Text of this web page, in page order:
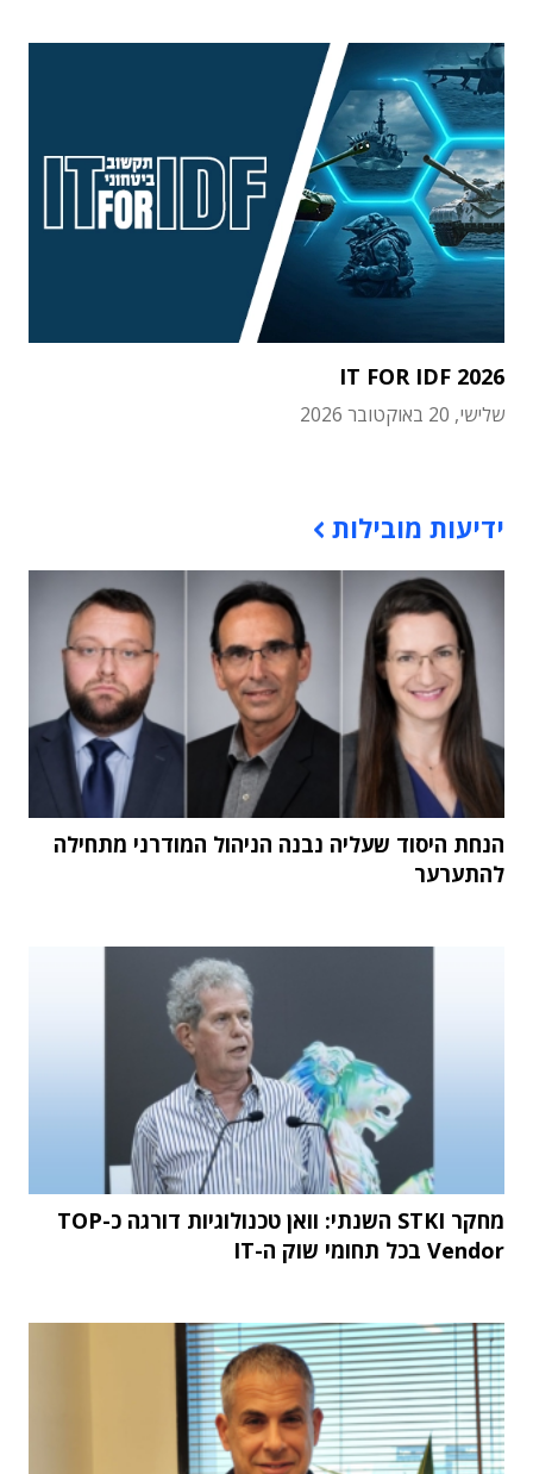
IT FOR IDF 2026
שלישי, 20 באוקטובר 2026
ידיעות מובילות
הנחת היסוד שעליה נבנה הניהול המודרני מתחילה
להתערער
מחקר STKI השנתי: וואן טכנולוגיות דורגה כ-TOP
Vendor בכל תחומי שוק ה-IT